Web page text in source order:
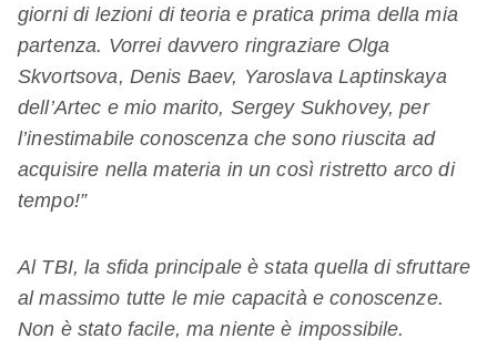
giorni di lezioni di teoria e pratica prima della mia
partenza. Vorrei davvero ringraziare Olga
Skvortsova, Denis Baev, Yaroslava Laptinskaya
dell’Artec e mio marito, Sergey Sukhovey, per
l’inestimabile conoscenza che sono riuscita ad
acquisire nella materia in un così ristretto arco di
tempo!”
Al TBI, la sfida principale è stata quella di sfruttare
al massimo tutte le mie capacità e conoscenze.
Non è stato facile, ma niente è impossibile.